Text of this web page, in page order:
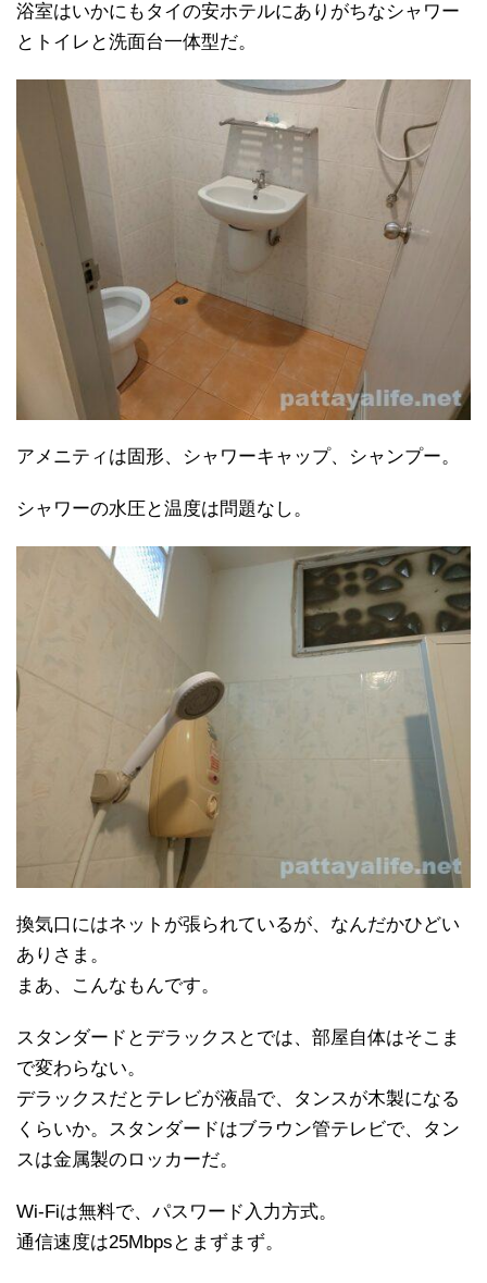
浴室はいかにもタイの安ホテルにありがちなシャワー
とトイレと洗面台一体型だ。
アメニティは固形、シャワーキャップ、シャンプー。
シャワーの水圧と温度は問題なし。
換気口にはネットが張られているが、なんだかひどい
ありさま。
まあ、こんなもんです。
スタンダードとデラックスとでは、部屋自体はそこま
で変わらない。
デラックスだとテレビが液晶で、タンスが木製になる
くらいか。スタンダードはブラウン管テレビで、タン
スは金属製のロッカーだ。
Wi-Fiは無料で、パスワード入力方式。
通信速度は25Mbpsとまずまず。